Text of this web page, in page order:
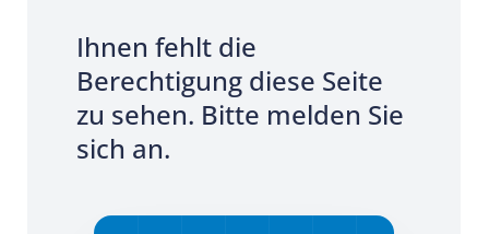
Ihnen fehlt die
Berechtigung diese Seite
zu sehen. Bitte melden Sie
sich an.